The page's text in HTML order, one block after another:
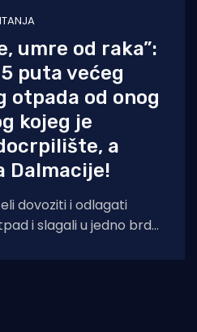
umre od raka”:
puta većeg
otpada od onog
kojeg je
a
Dalmacije!
dovoziti i odlagati
i slagali u jedno brdo